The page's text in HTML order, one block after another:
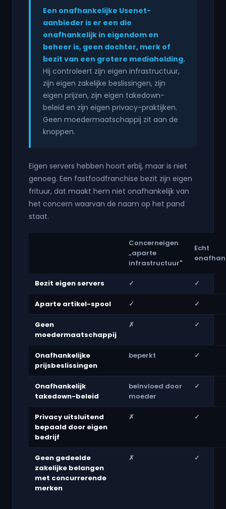
Een onafhankelijke Usenet-
aanbieder is er een die
onafhankelijk in eigendom en
beheer is, geen dochter, merk of
bezit van een grotere mediaholding.
Hij controleert zijn eigen infrastructuur,
zijn eigen zakelijke beslissingen, zijn
eigen prijzen, zijn eigen takedown-
beleid en zijn eigen privacy-praktijken.
Geen moedermaatschappij zit aan de
knoppen.
Eigen servers hebben hoort erbij, maar is niet
genoeg. Een fastfoodfranchise bezit zijn eigen
frituur, dat maakt hem niet onafhankelijk van
het concern waarvan de naam op het pand
staat.
Concerneigen
„aparte
infrastructuur"
Echt
Bezit eigen servers ✓ ✓
Aparte artikel-spool ✓ ✓
Geen
moedermaatschappij
✗ ✓
Onafhankelijke
prijsbeslissingen
beperkt ✓
Onafhankelijk
takedown-beleid
beïnvloed door
moeder
✓
Privacy uitsluitend
bepaald door eigen
bedrijf
✗ ✓
Geen gedeelde
zakelijke belangen
met concurrerende
merken
✗ ✓